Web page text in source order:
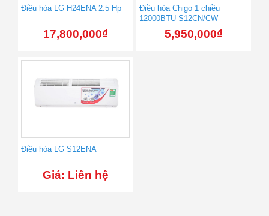
Điều hòa LG H24ENA 2.5 Hp
17,800,000₫
Điều hòa Chigo 1 chiều
12000BTU S12CN/CW
5,950,000₫
Điều hòa LG S12ENA
Giá: Liên hệ